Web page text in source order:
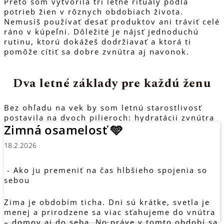
potrieb žien v rôznych obdobiach života.
Nemusíš používať desať produktov ani tráviť celé
ráno v kúpeľni. Dôležité je nájsť jednoduchú
rutinu, ktorú dokážeš dodržiavať a ktorá ti
pomôže cítiť sa dobre zvnútra aj navonok.
Dva letné základy pre každú ženu
Bez ohľadu na vek by som letnú starostlivosť
postavila na dvoch pilieroch: hydratácii zvnútra
a cielenej výžive pokožky.
obyčajné elektrolyty
Počas horúcich dní niekedy nestačí iba piť viac
vody. Potením prirodzene strácame aj minerálne
látky, preto sa môže objaviť únava, pokles
Zimná osamelosť 🩵
18.2.2026
- Ako ju premeniť na čas hlbšieho spojenia so
sebou
Zima je obdobím ticha. Dni sú krátke, svetla je
menej a prirodzene sa viac sťahujeme do vnútra
– domov aj do seba. No práve v tomto období sa